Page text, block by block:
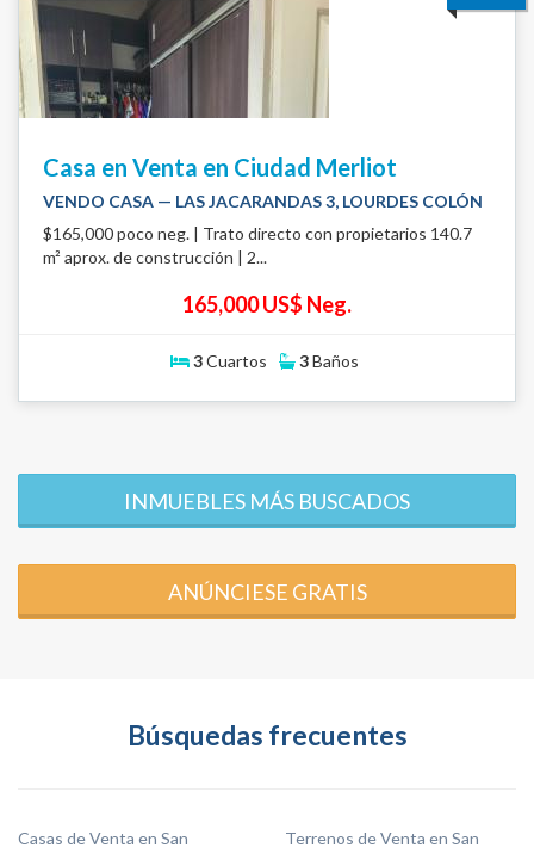
Casa en Venta en Ciudad Merliot
VENDO CASA — LAS JACARANDAS 3, LOURDES COLÓN
$165,000 poco neg. | Trato directo con propietarios 140.7
m² aprox. de construcción | 2...
165,000 US$ Neg.
3Cuartos 3Baños
INMUEBLES MÁS BUSCADOS
ANÚNCIESE GRATIS
Búsquedas frecuentes
Casas de Venta en San
Terrenos de Venta en San